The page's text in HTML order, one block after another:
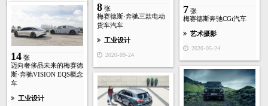
8 张
梅赛德斯·奔驰三款电动
货车汽车
工业设计
2020-09-24
7 张
梅赛德斯奔驰CGi汽车
艺术摄影
2020-05-24
14 张
迈向奢侈品未来的梅赛德
斯·奔驰VISION EQS概念
车
工业设计